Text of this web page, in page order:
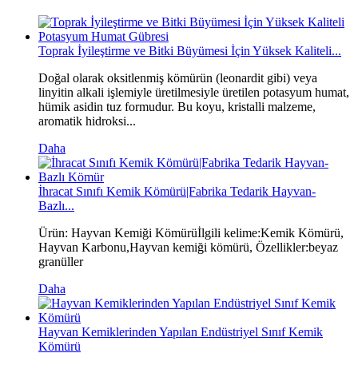
Toprak İyileştirme ve Bitki Büyümesi İçin Yüksek Kaliteli...
Doğal olarak oksitlenmiş kömürün (leonardit gibi) veya
linyitin alkali işlemiyle üretilmesiyle üretilen potasyum humat,
hümik asidin tuz formudur. Bu koyu, kristalli malzeme,
aromatik hidroksi...
Daha
İhracat Sınıfı Kemik Kömürü|Fabrika Tedarik Hayvan-
Bazlı...
Ürün: Hayvan Kemiği Kömürüİlgili kelime:Kemik Kömürü,
Hayvan Karbonu,Hayvan kemiği kömürü, Özellikler:beyaz
granüller
Daha
Hayvan Kemiklerinden Yapılan Endüstriyel Sınıf Kemik
Kömürü